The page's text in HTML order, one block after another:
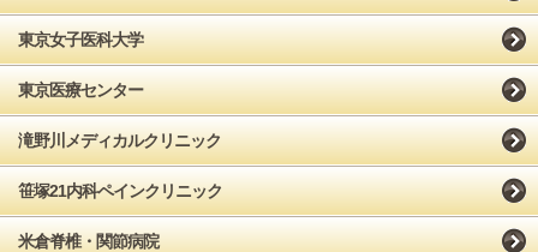
東京女子医科大学
東京医療センター
滝野川メディカルクリニック
笹塚21内科ペインクリニック
米倉脊椎・関節病院